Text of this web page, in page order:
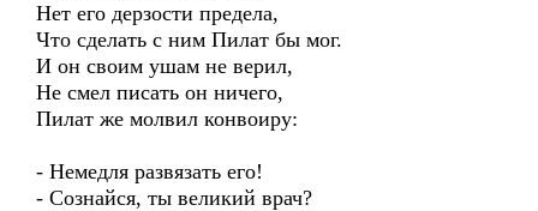
Нет его дерзости предела,
Что сделать с ним Пилат бы мог.
И он своим ушам не верил,
Не смел писать он ничего,
Пилат же молвил конвоиру:
- Немедля развязать его!
- Сознайся, ты великий врач?